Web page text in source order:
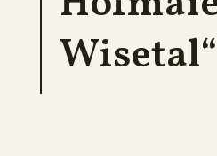
Wisetal“